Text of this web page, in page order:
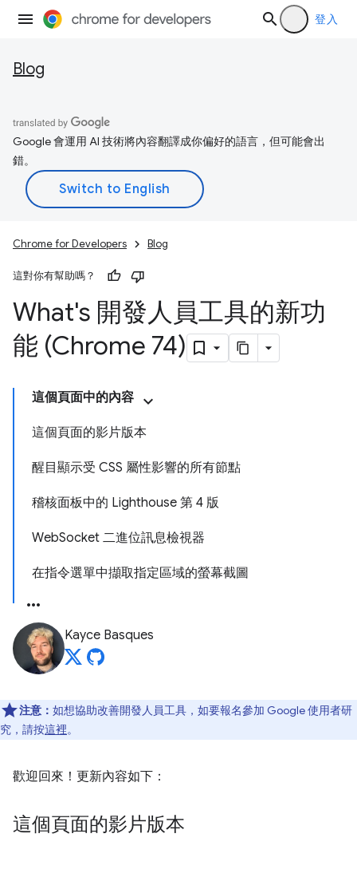
登入
Blog
Google 會運用 AI 技術將內容翻譯成你偏好的語言，但可能會出
錯。
Chrome for Developers Blog
這對你有幫助嗎？
What's 開發人員工具的新功
能 (Chrome 74)
這個頁面中的內容
這個頁面的影片版本
醒目顯示受 CSS 屬性影響的所有節點
稽核面板中的 Lighthouse 第 4 版
WebSocket 二進位訊息檢視器
在指令選單中擷取指定區域的螢幕截圖
Kayce Basques
注意： 如想協助改善開發人員工具，如要報名參加 Google 使用者研
究，請按這裡。
歡迎回來！更新內容如下：
這個頁面的影片版本